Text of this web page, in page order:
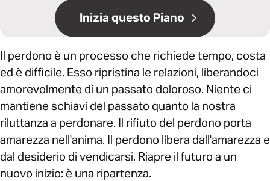
Inizia questo Piano
Il perdono è un processo che richiede tempo, costa
ed è difficile. Esso ripristina le relazioni, liberandoci
amorevolmente di un passato doloroso. Niente ci
mantiene schiavi del passato quanto la nostra
riluttanza a perdonare. Il rifiuto del perdono porta
amarezza nell'anima. Il perdono libera dall'amarezza e
dal desiderio di vendicarsi. Riapre il futuro a un
nuovo inizio: è una ripartenza.